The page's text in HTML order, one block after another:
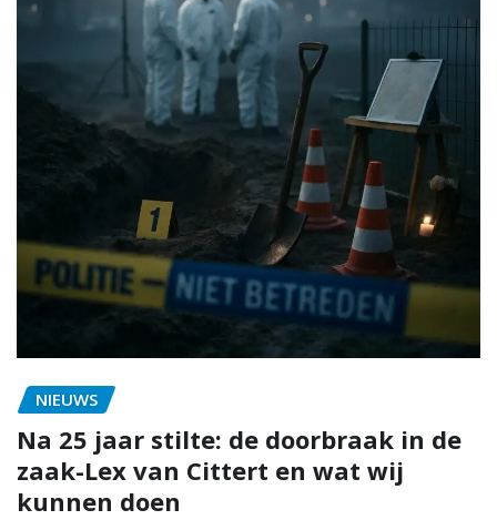
NIEUWS
Na 25 jaar stilte: de doorbraak in de
zaak-Lex van Cittert en wat wij
kunnen doen